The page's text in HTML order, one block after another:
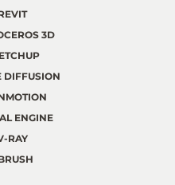
3D
DIFFUSION
ENGINE
RAY